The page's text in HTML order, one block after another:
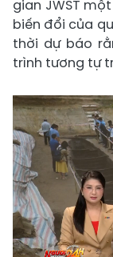
gian JWST
biến đổi của
thời dự báo
trình tương tự